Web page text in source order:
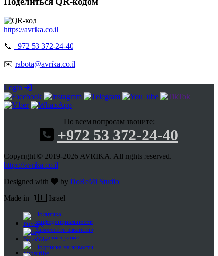
https://avrika.co.il
📞 +972 53 372-24-40
✉️ rabota@avrika.co.il
Login
По всем вопросам звоните:
+972 53 372-24-40
Copyright © 2019-2026 AVRIKA. All rights reserved.
https://avrika.co.il
Designed with
by DoReMi Studio
Made in 🇮🇱 Israel
Политика
конфиденциальности
Разместить вакансию
без регистрации
Подписка на новости